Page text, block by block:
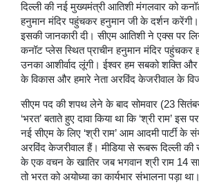
दिल्ली की नई मुख्यमंत्री आतिशी मंगलवार को
हनुमान मंदिर पहुंचकर हनुमान जी के दर्शन
इसकी जानकारी दी। सीएम आतिशी ने एक्स पर
कनॉट प्लेस स्थित प्राचीन हनुमान मंदिर पहुंचकर
उनका आशीर्वाद लूंगी। ईश्वर हम सबको शक्ति और
के विकास और हमारे नेता अरविंद केजरीवाल के
सीएम पद की शपथ लेने के बाद सोमवार (23
‘भरत’ बताते हुए दावा किया था कि ‘श्री राम’ इस
नई सीएम के लिए ‘श्री राम’ आम आदमी पार्टी के
अरविंद केजरीवाल हैं। मीडिया से रूबरू दिल्ली की
के एक वचन के खातिर जब भगवान श्री राम 14
तो भरत को अयोध्या का कार्यभार संभालना पड़ा